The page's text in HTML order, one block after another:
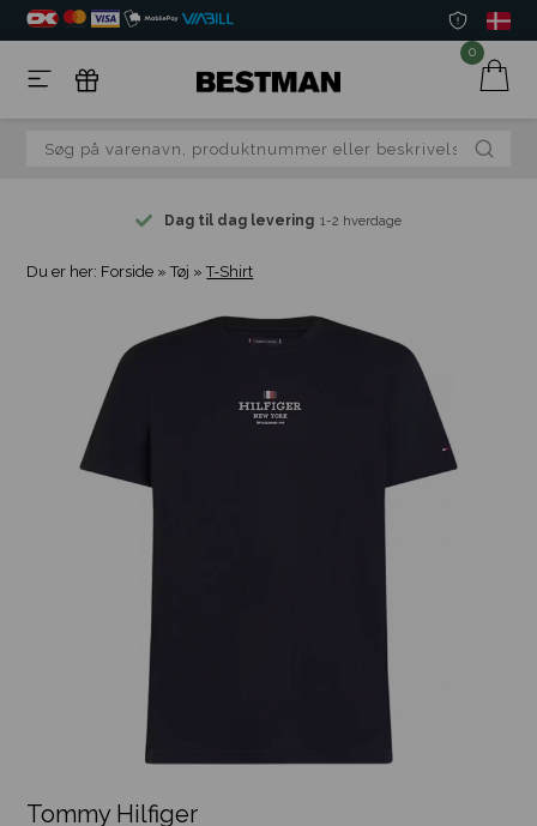
0
Dag til dag levering 1-2 hverdage
Du er her: Forside »Tøj »T-Shirt
Tommy Hilfiger